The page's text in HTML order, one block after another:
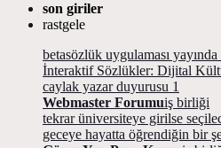
son giriler
rastgele
betasözlük uygulaması yayında
İnteraktif Sözlükler: Dijital
caylak yazar duyurusu 1
Webmaster Forumuiş birliği
tekrar üniversiteye girilse
geceye hayatta öğrendiğin bir